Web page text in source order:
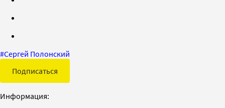
#Сергей Полонский
Подписаться
Информация: